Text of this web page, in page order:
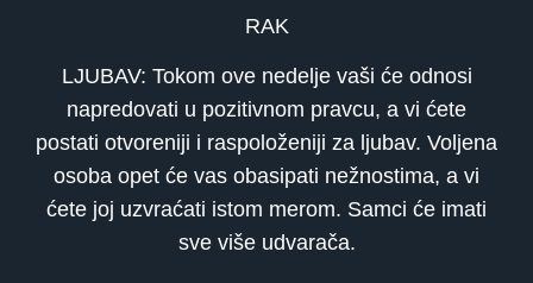
RAK
LJUBAV: Tokom ove nedelje vaši će odnosi
napredovati u pozitivnom pravcu, a vi ćete
postati otvoreniji i raspoloženiji za ljubav. Voljena
osoba opet će vas obasipati nežnostima, a vi
ćete joj uzvraćati istom merom. Samci će imati
sve više udvarača.